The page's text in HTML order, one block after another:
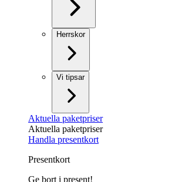
Herrskor
Vi tipsar
Aktuella paketpriser
Aktuella paketpriser
Handla presentkort
Presentkort
Ge bort i present!